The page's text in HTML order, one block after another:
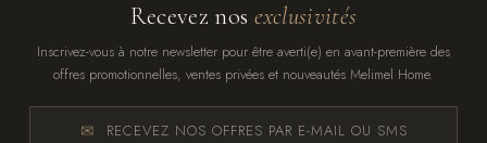
Recevez nos exclusivités
Inscrivez-vous à notre newsletter pour être averti(e) en avant-première des
offres promotionnelles, ventes privées et nouveautés Melimel Home.
RECEVEZ NOS OFFRES PAR E-MAIL OU SMS